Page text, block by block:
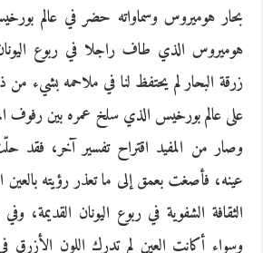
بحار هوميروس وسماواته حضر في عالم
هوميروس الذي طاف راجلا في ربوع
زرقة البحار لم يحتفظ لنا في ملاحمه بشيء
على عالم بورخيس الذي سلخ عمره بين رفوف
وصار من المفيد اقتراح تفسير آخر،
عينه، فأصغت بعمق إلى ما تعذر رؤيته
الثقافة الشفوية في ربوع اليونان القديمة،
وسواء أكانت العين لم تدرك اللون الأزرق